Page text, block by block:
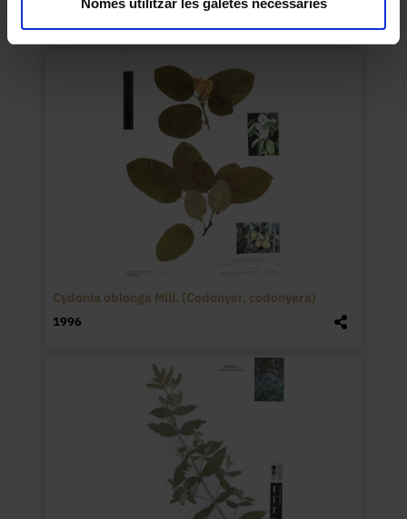
Només utilitzar les galetes necessàries
Cydonia oblonga Mill. (Codonyer, codonyera)
1996